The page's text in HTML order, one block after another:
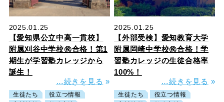
2025.01.25
【愛知県公立中高一貫校】
附属刈谷中学校㊗合格！第1
期生が学習塾カレッジから
誕生！
…続きを見る »
生徒たち
役立つ情報
2025.01.25
【外部受検】愛知教育大学
附属岡崎中学校㊗合格！学
習塾カレッジの生徒合格率
100%！
…続きを見る »
生徒たち
役立つ情報